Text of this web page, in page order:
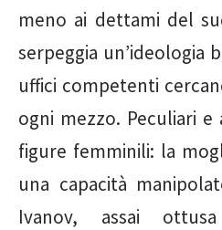
meno ai dettami del
serpeggia un’ideologia
uffici competenti
ogni mezzo. Peculiari
figure femminili: la
una capacità
Ivanov, assai